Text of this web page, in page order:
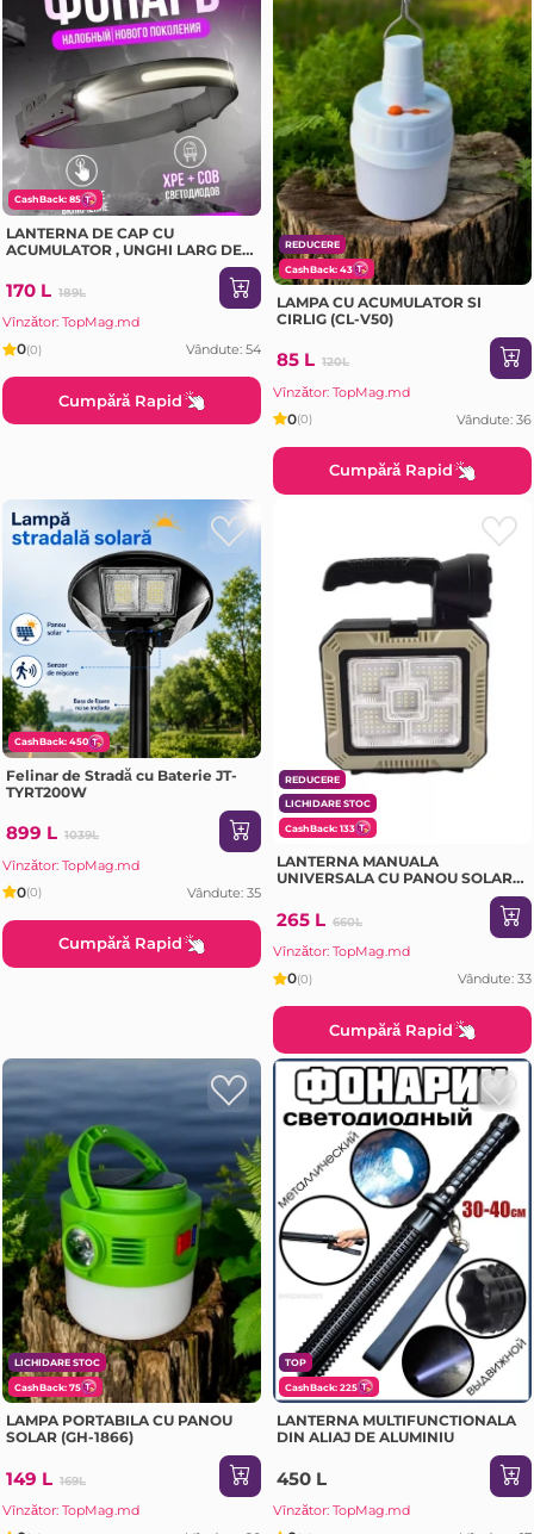
CashBack: 85
LANTERNA DE CAP CU
ACUMULATOR , UNGHI LARG DE
MISCARE , REZISTENTA LA APA
(W689-1)
170 L 189L
Vînzător: TopMag.md
0(0) Vândute: 54
Cumpără Rapid
REDUCERE
CashBack: 43
LAMPA CU ACUMULATOR SI
CIRLIG (CL-V50)
85 L 120L
Vînzător: TopMag.md
0(0) Vândute: 36
Cumpără Rapid
CashBack: 450
Felinar de Stradă cu Baterie JT-
TYRT200W
899 L 1039L
Vînzător: TopMag.md
0(0) Vândute: 35
Cumpără Rapid
REDUCERE
LICHIDARE STOC
CashBack: 133
LANTERNA MANUALA
UNIVERSALA CU PANOU SOLAR
SI MINI SET DE INSTRUMENTE
(7739-G)
265 L 660L
Vînzător: TopMag.md
0(0) Vândute: 33
Cumpără Rapid
LICHIDARE STOC
CashBack: 75
LAMPA PORTABILA CU PANOU
SOLAR (GH-1866)
149 L 169L
Vînzător: TopMag.md
TOP
CashBack: 225
LANTERNA MULTIFUNCTIONALA
DIN ALIAJ DE ALUMINIU
450 L
Vînzător: TopMag.md